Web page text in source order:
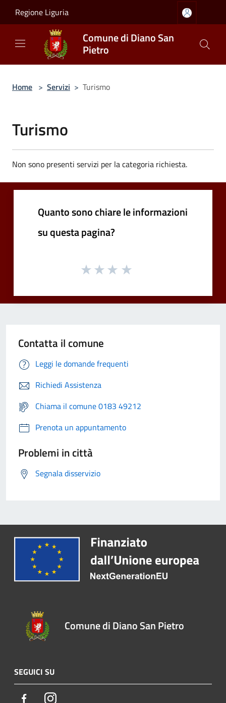
Regione Liguria
Comune di Diano San
Pietro
Home > Servizi > Turismo
Turismo
Non sono presenti servizi per la categoria richiesta.
Quanto sono chiare le informazioni
su questa pagina?
Contatta il comune
Leggi le domande frequenti
Richiedi Assistenza
Chiama il comune 0183 49212
Prenota un appuntamento
Problemi in città
Segnala disservizio
Comune di Diano San Pietro
SEGUICI SU
FacebookInstagram